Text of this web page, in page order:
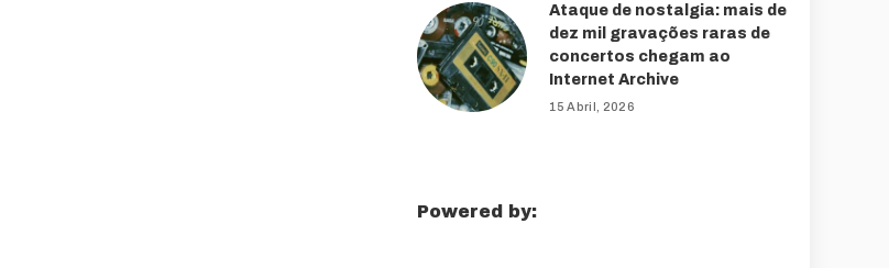
Ataque de nostalgia: mais de
dez mil gravações raras de
concertos chegam ao
Internet Archive
15 Abril, 2026
Powered by: